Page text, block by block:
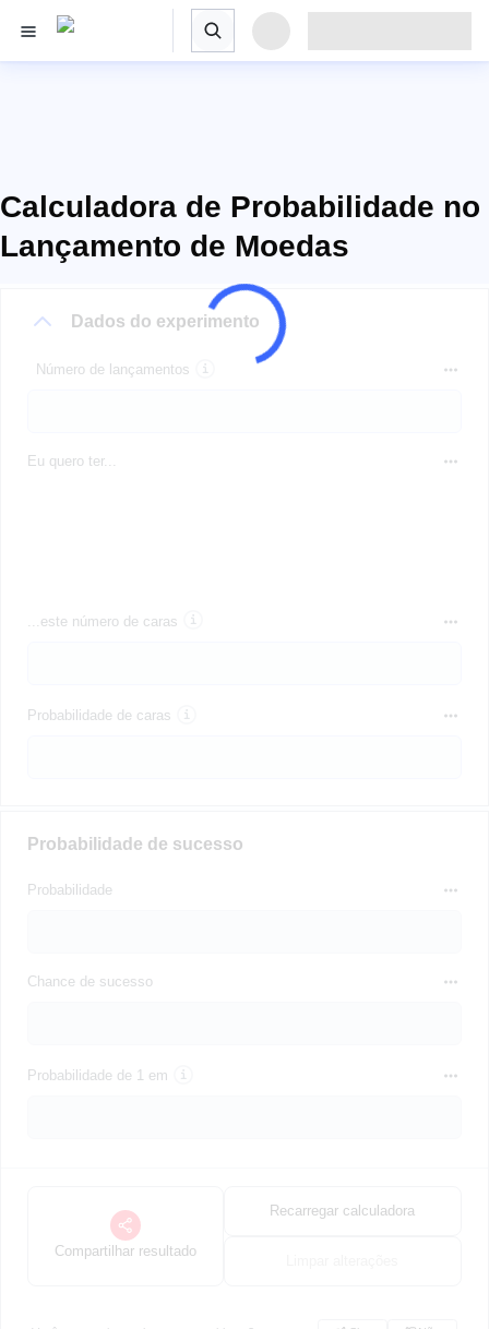
Calculadora de Probabilidade no
Lançamento de Moedas
Dados do experimento
Número de lançamentos
Eu quero ter...
...este número de caras
Probabilidade de caras
Probabilidade de sucesso
Probabilidade
Chance de sucesso
Probabilidade de 1 em
Compartilhar resultado
Recarregar calculadora